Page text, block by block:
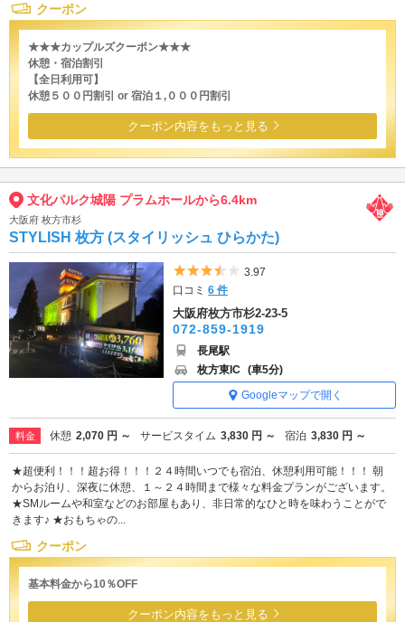
クーポン
★★★カップルズクーポン★★★
休憩・宿泊割引
【全日利用可】
休憩５００円割引 or 宿泊１,０００円割引
クーポン内容をもっと見る
文化パルク城陽 プラムホールから6.4km
大阪府 枚方市杉
STYLISH 枚方 (スタイリッシュ ひらかた)
5つ星のうち3.5
3.97
口コミ6 件
大阪府枚方市杉2-23-5
072-859-1919
長尾駅
枚方東IC (車5分)
Googleマップで開く
料金 休憩 2,070 円 ～ サービスタイム 3,830 円 ～ 宿泊 3,830 円 ～
★超便利！！！超お得！！！２４時間いつでも宿泊、休憩利用可能！！！ 朝
からお泊り、深夜に休憩、１～２４時間まで様々な料金プランがございます。
★SMルームや和室などのお部屋もあり、非日常的なひと時を味わうことがで
きます♪ ★おもちゃの...
クーポン
基本料金から10％OFF
クーポン内容をもっと見る